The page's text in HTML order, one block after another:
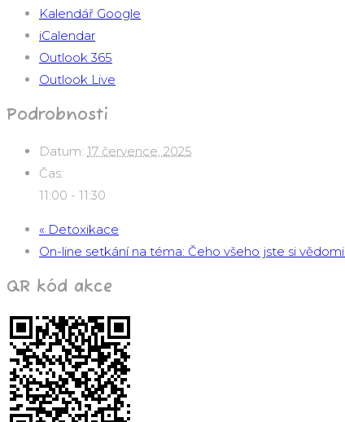
Kalendář Google
iCalendar
Outlook 365
Outlook Live
Podrobnosti
Datum: 17 července, 2025
Čas:
11:00 - 11:30
« Detoxikace
On-line setkání na téma: Čeho všeho jste si vědomi
QR kód akce